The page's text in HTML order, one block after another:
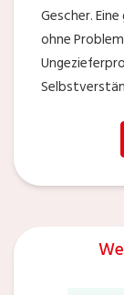
Gescher.
ohne